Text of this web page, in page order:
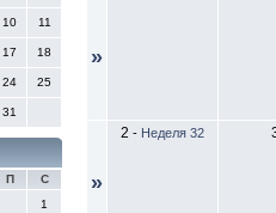
10 11
17 18
24 25
31
П
С
1
»
»
2 - Неделя 32